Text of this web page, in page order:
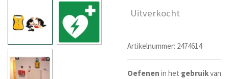
Uitverkocht
Artikelnummer: 2474614
Oefenen in het gebruikvan